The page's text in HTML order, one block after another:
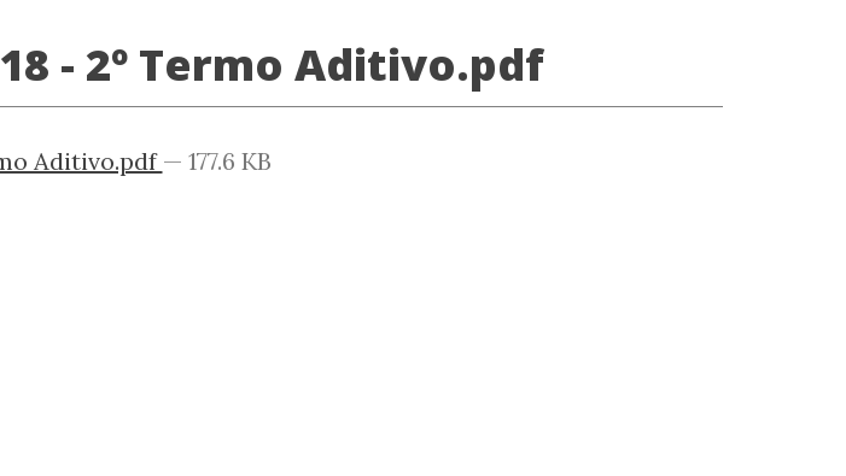
- 2º Termo Aditivo.pdf
Aditivo.pdf — 177.6 KB